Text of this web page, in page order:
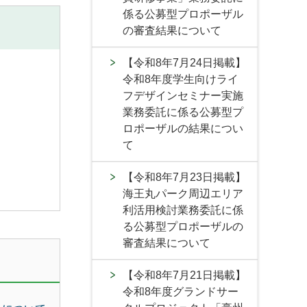
係る公募型プロポーザル
の審査結果について
【令和8年7月24日掲載】
令和8年度学生向けライ
フデザインセミナー実施
業務委託に係る公募型プ
ロポーザルの結果につい
て
【令和8年7月23日掲載】
海王丸パーク周辺エリア
利活用検討業務委託に係
る公募型プロポーザルの
審査結果について
【令和8年7月21日掲載】
令和8年度グランドサー